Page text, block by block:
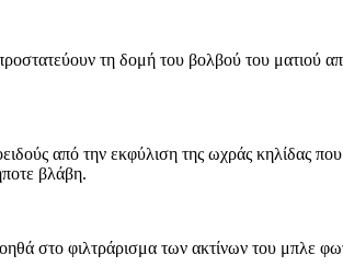
τη δομή του βολβού του ματιού
από την εκφύλιση της ωχράς κηλίδας
βλάβη.
στο φιλτράρισμα των ακτίνων του μπλε